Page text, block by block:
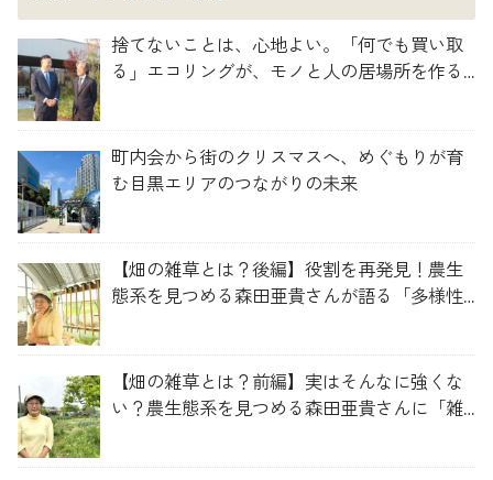
捨てないことは、心地よい。「何でも買い取
る」エコリングが、モノと人の居場所を作る
町内会から街のクリスマスへ、めぐもりが育
む目黒エリアのつながりの未来
【畑の雑草とは？後編】役割を再発見！農生
態系を見つめる森田亜貴さんが語る「多様性
【畑の雑草とは？前編】実はそんなに強くな
い？農生態系を見つめる森田亜貴さんに「雑